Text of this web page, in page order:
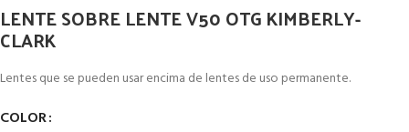
LENTE SOBRE LENTE V50 OTG KIMBERLY-
CLARK
Lentes que se pueden usar encima de lentes de uso permanente.
COLOR